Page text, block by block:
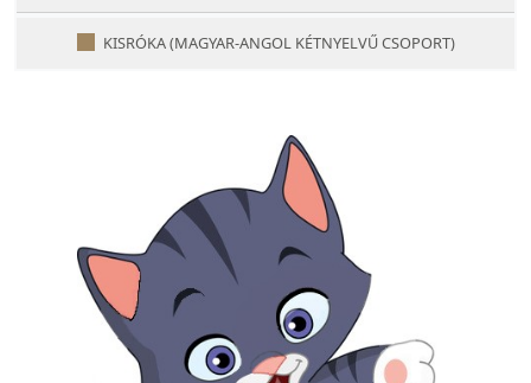
KISRÓKA (MAGYAR-ANGOL KÉTNYELVŰ CSOPORT)